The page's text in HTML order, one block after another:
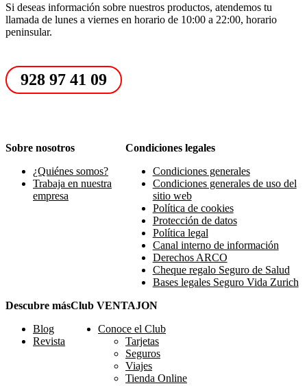
Si deseas información sobre nuestros productos, atendemos tu
llamada de lunes a viernes en horario de 10:00 a 22:00, horario
peninsular.
928 97 41 09
Sobre nosotros
¿Quiénes somos?
Trabaja en nuestra
empresa
Condiciones legales
Condiciones generales
Condiciones generales de uso del
sitio web
Política de cookies
Protección de datos
Política legal
Canal interno de información
Derechos ARCO
Cheque regalo Seguro de Salud
Bases legales Seguro Vida Zurich
Descubre más
Blog
Revista
Club VENTAJON
Conoce el Club
Tarjetas
Seguros
Viajes
Tienda Online